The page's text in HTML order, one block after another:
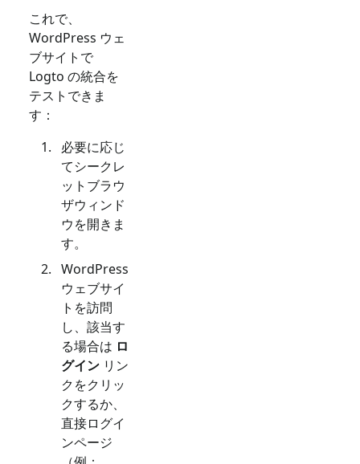
これで、
WordPress ウェ
ブサイトで
Logto の統合を
テストできま
す：
必要に応じ
てシークレ
ットブラウ
ザウィンド
ウを開きま
す。
WordPress
ウェブサイ
トを訪問
し、該当す
る場合は ロ
グイン リン
クをクリッ
クするか、
直接ログイ
ンページ